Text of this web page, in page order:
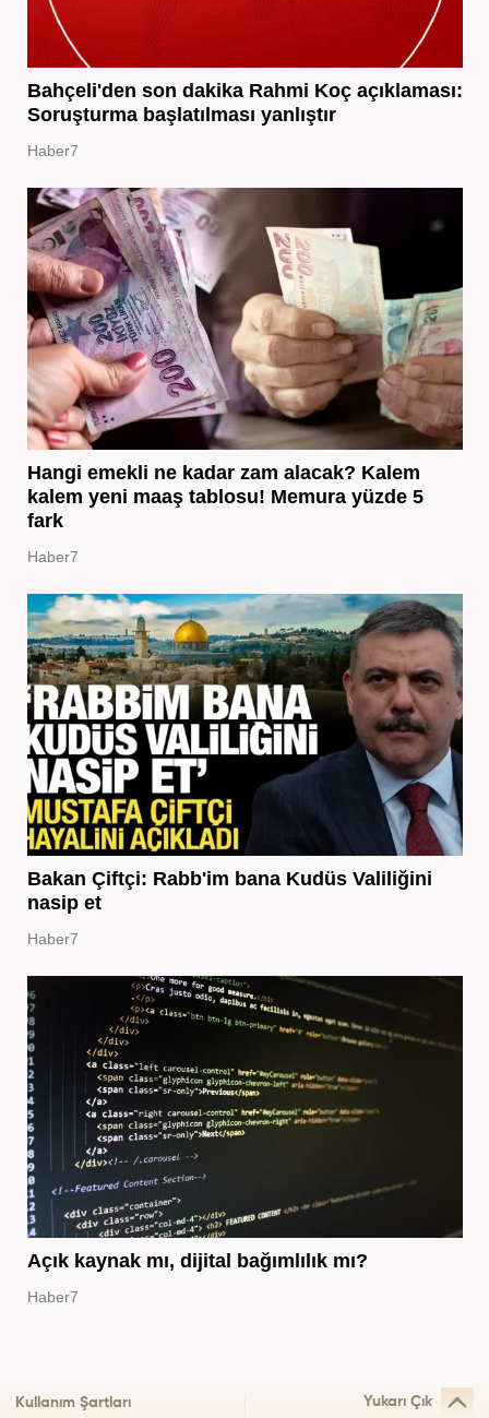
Bahçeli'den son dakika Rahmi Koç açıklaması:
Soruşturma başlatılması yanlıştır
Haber7
Hangi emekli ne kadar zam alacak? Kalem
kalem yeni maaş tablosu! Memura yüzde 5
fark
Haber7
Bakan Çiftçi: Rabb'im bana Kudüs Valiliğini
nasip et
Haber7
Açık kaynak mı, dijital bağımlılık mı?
Haber7
Kullanım Şartları Yukarı Çık